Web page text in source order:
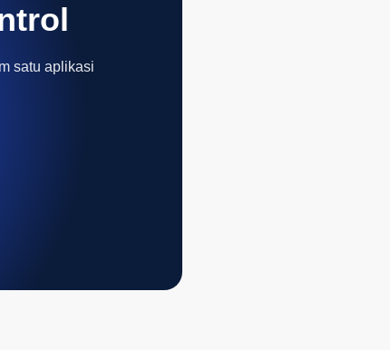
satu aplikasi